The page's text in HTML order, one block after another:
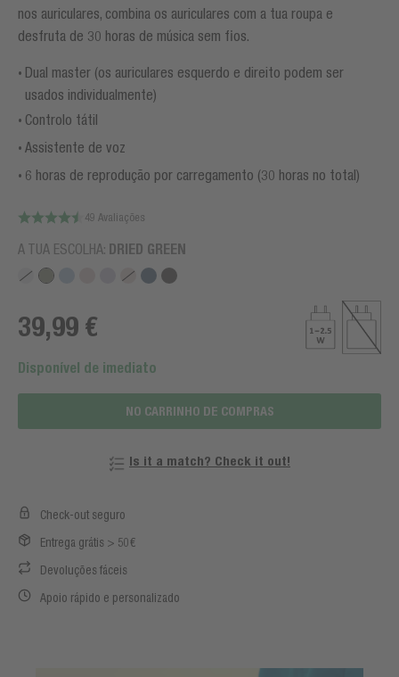
nos auriculares, combina os auriculares com a tua roupa e
desfruta de 30 horas de música sem fios.
Dual master (os auriculares esquerdo e direito podem ser
usados individualmente)
Controlo tátil
Assistente de voz
6 horas de reprodução por carregamento (30 horas no total)
49 Avaliações
A TUA ESCOLHA: DRIED GREEN
39,99 €
Disponível de imediato
NO CARRINHO DE COMPRAS
Is it a match? Check it out!
Check-out seguro
Entrega grátis > 50€
Devoluções fáceis
Apoio rápido e personalizado